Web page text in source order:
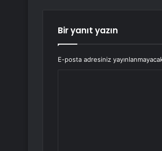
Bir yanıt yazın
E-posta adresiniz